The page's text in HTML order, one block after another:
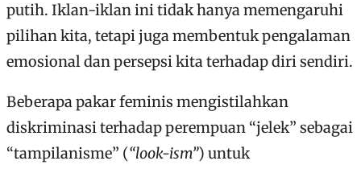
putih. Iklan-iklan ini tidak hanya memengaruhi
pilihan kita, tetapi juga membentuk pengalaman
emosional dan persepsi kita terhadap diri sendiri.
Beberapa pakar feminis mengistilahkan
diskriminasi terhadap perempuan “jelek” sebagai
“tampilanisme” (“look-ism”) untuk